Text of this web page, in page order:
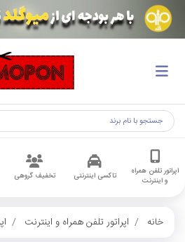
اپراتور تلفن همراه
و اینترنت
تاکسی اینترنتی تخفیف گروهی
خانه اپراتور تلفن همراه و اینترنت